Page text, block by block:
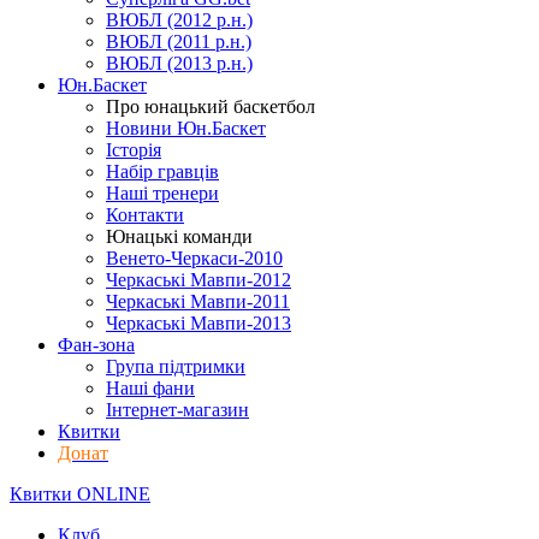
ВЮБЛ (2012 р.н.)
ВЮБЛ (2011 р.н.)
ВЮБЛ (2013 р.н.)
Юн.Баскет
Про юнацький баскетбол
Новини Юн.Баскет
Історія
Набір гравців
Наші тренери
Контакти
Юнацькі команди
Венето-Черкаси-2010
Черкаські Мавпи-2012
Черкаські Мавпи-2011
Черкаські Мавпи-2013
Фан-зона
Група підтримки
Наші фани
Інтернет-магазин
Квитки
Донат
Квитки ONLINE
Клуб